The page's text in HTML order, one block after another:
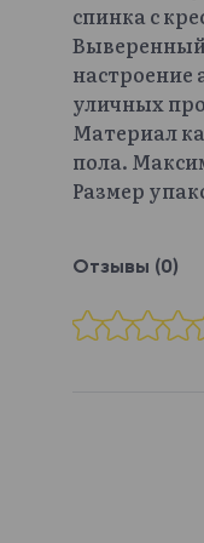
спинка с
Выверенный
настроение
уличных
Материал
пола.
Размер
Отзывы (0)